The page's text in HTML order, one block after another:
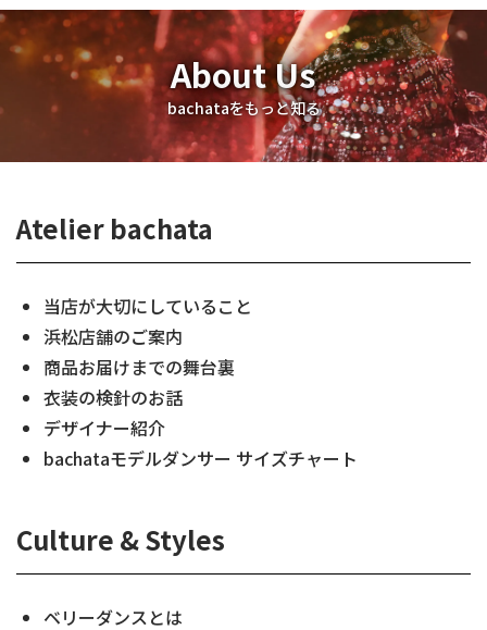
About Us
bachataをもっと知る
Atelier bachata
当店が大切にしていること
浜松店舗のご案内
商品お届けまでの舞台裏
衣装の検針のお話
デザイナー紹介
bachataモデルダンサー サイズチャート
Culture & Styles
ベリーダンスとは